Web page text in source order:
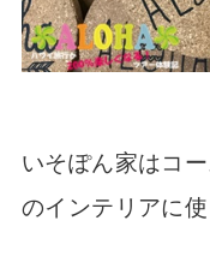
いそぽん家はコ
のインテリアに使